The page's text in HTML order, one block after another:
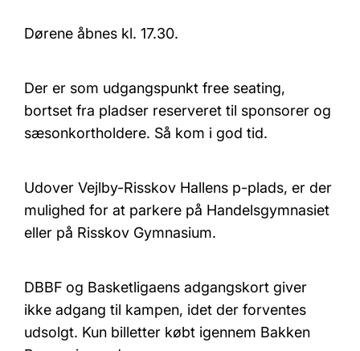
Dørene åbnes kl. 17.30.
Der er som udgangspunkt free seating,
bortset fra pladser reserveret til sponsorer og
sæsonkortholdere. Så kom i god tid.
Udover Vejlby-Risskov Hallens p-plads, er der
mulighed for at parkere på Handelsgymnasiet
eller på Risskov Gymnasium.
DBBF og Basketligaens adgangskort giver
ikke adgang til kampen, idet der forventes
udsolgt. Kun billetter købt igennem Bakken